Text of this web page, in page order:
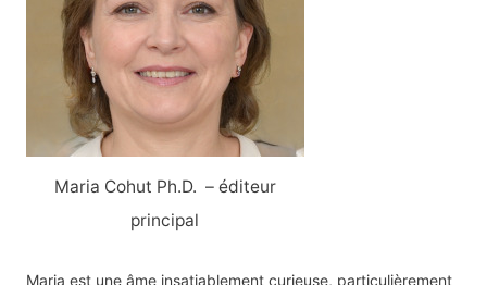
Maria Cohut Ph.D. – éditeur
principal
Maria est une âme insatiablement curieuse, particulièrement